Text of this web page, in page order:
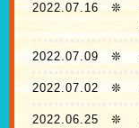
2022.07.16❊
2022.07.09 ❊
2022.07.02 ❊
2022.06.25 ❊